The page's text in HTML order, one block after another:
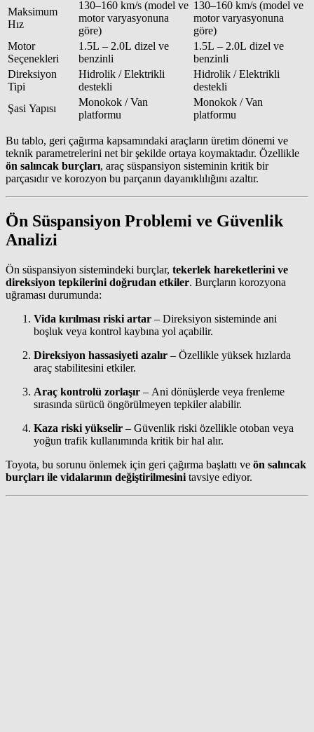
Maksimum
Hız
130–160 km/s (model ve
motor varyasyonuna
göre)
130–160 km/s (model ve
motor varyasyonuna
göre)
Motor
Seçenekleri
1.5L – 2.0L dizel ve
benzinli
1.5L – 2.0L dizel ve
benzinli
Direksiyon
Tipi
Hidrolik / Elektrikli
destekli
Hidrolik / Elektrikli
destekli
Şasi Yapısı
Monokok / Van
platformu
Monokok / Van
platformu
Bu tablo, geri çağırma kapsamındaki araçların üretim dönemi ve
teknik parametrelerini net bir şekilde ortaya koymaktadır. Özellikle
ön salıncak burçları, araç süspansiyon sisteminin kritik bir
parçasıdır ve korozyon bu parçanın dayanıklılığını azaltır.
Ön Süspansiyon Problemi ve Güvenlik
Analizi
Ön süspansiyon sistemindeki burçlar, tekerlek hareketlerini ve
direksiyon tepkilerini doğrudan etkiler. Burçların korozyona
uğraması durumunda:
Vida kırılması riski artar – Direksiyon sisteminde ani
boşluk veya kontrol kaybına yol açabilir.
Direksiyon hassasiyeti azalır – Özellikle yüksek hızlarda
araç stabilitesini etkiler.
Araç kontrolü zorlaşır – Ani dönüşlerde veya frenleme
sırasında sürücü öngörülmeyen tepkiler alabilir.
Kaza riski yükselir – Güvenlik riski özellikle otoban veya
yoğun trafik kullanımında kritik bir hal alır.
Toyota, bu sorunu önlemek için geri çağırma başlattı ve ön salıncak
burçları ile vidalarının değiştirilmesini tavsiye ediyor.